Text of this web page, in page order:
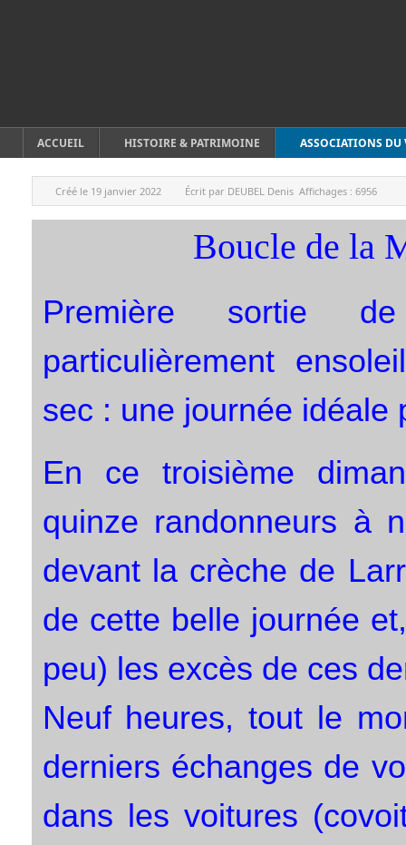
ACCUEIL HISTOIRE & PATRIMOINE ASSOCIATIONS DU
Créé le 19 janvier 2022 Écrit par DEUBEL Denis Affichages : 6956
Boucle de la
Première sortie
particulièrement
sec : une journée idéale
En ce troisième
quinze randonneurs à
devant la crèche de
de cette belle journée
peu) les excès de ces
Neuf heures, tout le
derniers échanges de
dans les voitures